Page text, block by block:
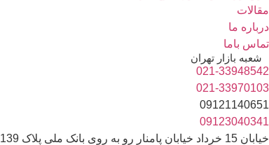
مقالات
درباره ما
تماس باما
شعبه بازار تهران
021-33948542
021-33970103
09121140651
09123040341
خیابان 15 خرداد خیابان پامنار رو به روی بانک ملی پلاک 139